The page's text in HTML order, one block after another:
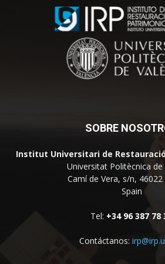
SOBRE
Institut Universitari de
Universitat Politècnica de
Camí de Vera, s/n, 46022
Spain
Tel: +34 96 387 78
Contáctanos: